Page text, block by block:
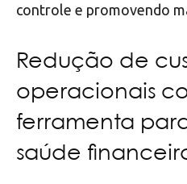
controle e promovendo
Redução de
operacionais
ferramenta
saúde